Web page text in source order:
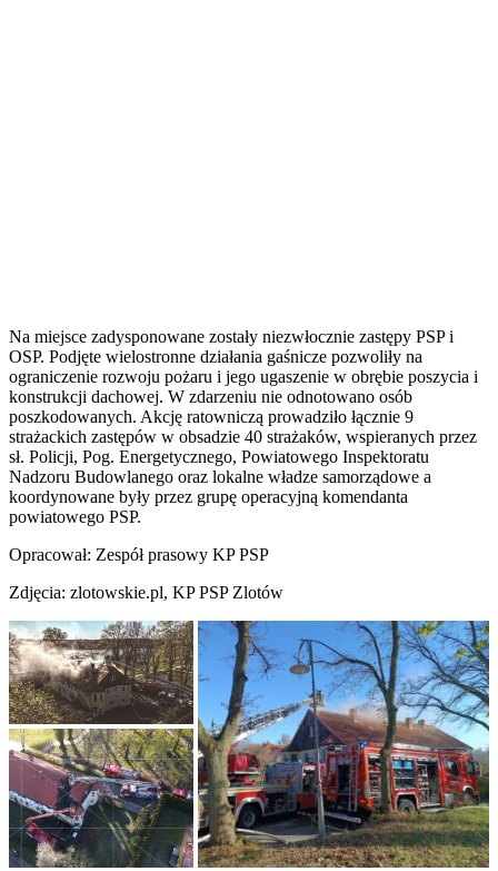
Na miejsce zadysponowane zostały niezwłocznie zastępy PSP i
OSP. Podjęte wielostronne działania gaśnicze pozwoliły na
ograniczenie rozwoju pożaru i jego ugaszenie w obrębie poszycia i
konstrukcji dachowej. W zdarzeniu nie odnotowano osób
poszkodowanych. Akcję ratowniczą prowadziło łącznie 9
strażackich zastępów w obsadzie 40 strażaków, wspieranych przez
sł. Policji, Pog. Energetycznego, Powiatowego Inspektoratu
Nadzoru Budowlanego oraz lokalne władze samorządowe a
koordynowane były przez grupę operacyjną komendanta
powiatowego PSP.
Opracował: Zespół prasowy KP PSP
Zdjęcia: zlotowskie.pl, KP PSP Zlotów